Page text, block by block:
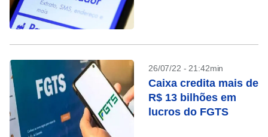
26/07/22 - 21:42min
Caixa credita mais de
R$ 13 bilhões em
lucros do FGTS